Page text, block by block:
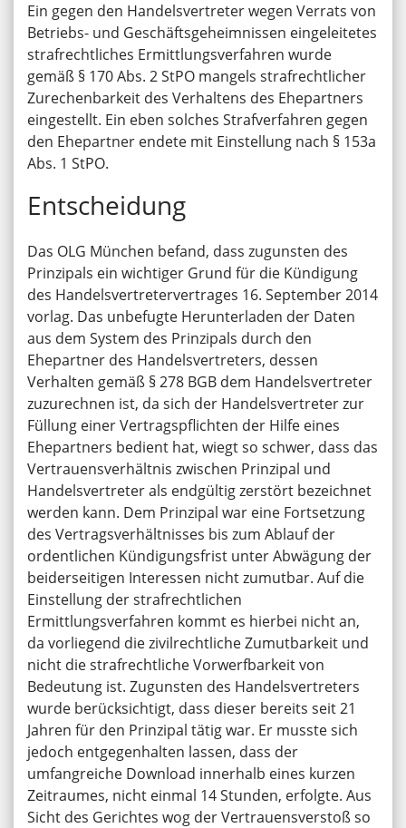
Ein gegen den Handelsvertreter wegen Verrats von
Betriebs- und Geschäftsgeheimnissen eingeleitetes
strafrechtliches Ermittlungsverfahren wurde
gemäß § 170 Abs. 2 StPO mangels strafrechtlicher
Zurechenbarkeit des Verhaltens des Ehepartners
eingestellt. Ein eben solches Strafverfahren gegen
den Ehepartner endete mit Einstellung nach § 153a
Abs. 1 StPO.
Entscheidung
Das OLG München befand, dass zugunsten des
Prinzipals ein wichtiger Grund für die Kündigung
des Handelsvertretervertrages 16. September 2014
vorlag. Das unbefugte Herunterladen der Daten
aus dem System des Prinzipals durch den
Ehepartner des Handelsvertreters, dessen
Verhalten gemäß § 278 BGB dem Handelsvertreter
zuzurechnen ist, da sich der Handelsvertreter zur
Füllung einer Vertragspflichten der Hilfe eines
Ehepartners bedient hat, wiegt so schwer, dass das
Vertrauensverhältnis zwischen Prinzipal und
Handelsvertreter als endgültig zerstört bezeichnet
werden kann. Dem Prinzipal war eine Fortsetzung
des Vertragsverhältnisses bis zum Ablauf der
ordentlichen Kündigungsfrist unter Abwägung der
beiderseitigen Interessen nicht zumutbar. Auf die
Einstellung der strafrechtlichen
Ermittlungsverfahren kommt es hierbei nicht an,
da vorliegend die zivilrechtliche Zumutbarkeit und
nicht die strafrechtliche Vorwerfbarkeit von
Bedeutung ist. Zugunsten des Handelsvertreters
wurde berücksichtigt, dass dieser bereits seit 21
Jahren für den Prinzipal tätig war. Er musste sich
jedoch entgegenhalten lassen, dass der
umfangreiche Download innerhalb eines kurzen
Zeitraumes, nicht einmal 14 Stunden, erfolgte. Aus
Sicht des Gerichtes wog der Vertrauensverstoß so